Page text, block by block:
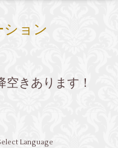
ョン
きあります！
Language